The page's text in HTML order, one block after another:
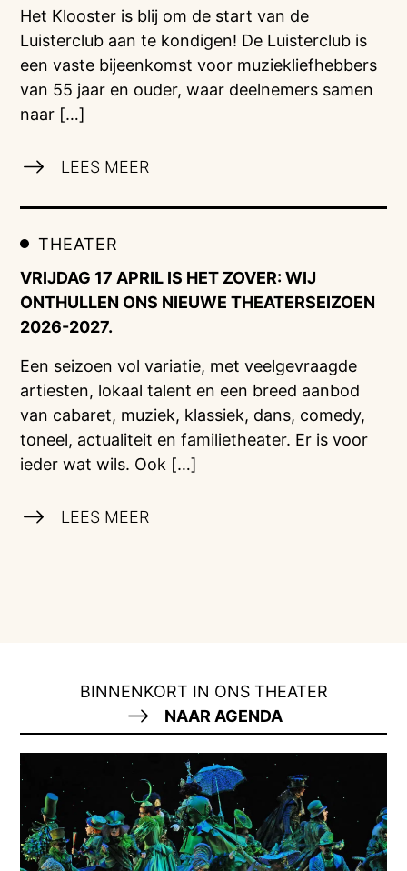
Het Klooster is blij om de start van de
Luisterclub aan te kondigen! De Luisterclub is
een vaste bijeenkomst voor muziekliefhebbers
van 55 jaar en ouder, waar deelnemers samen
naar […]
LEES MEER
THEATER
VRIJDAG 17 APRIL IS HET ZOVER: WIJ
ONTHULLEN ONS NIEUWE THEATERSEIZOEN
2026-2027.
Een seizoen vol variatie, met veelgevraagde
artiesten, lokaal talent en een breed aanbod
van cabaret, muziek, klassiek, dans, comedy,
toneel, actualiteit en familietheater. Er is voor
ieder wat wils. Ook […]
LEES MEER
BINNENKORT IN ONS THEATER
NAAR AGENDA